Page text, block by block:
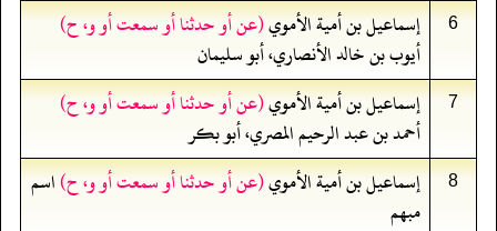
6 إسماعيل بن أمية الأموي(عن أو حدثنا أو سمعت أو و، ح)
أيوب بن خالد الأنصاري، أبو سليمان
7 إسماعيل بن أمية الأموي(عن أو حدثنا أو سمعت أو و، ح)
أحمد بن عبد الرحيم المصري، أبو بكر
8 إسماعيل بن أمية الأموي(عن أو حدثنا أو سمعت أو و، ح)اسم
مبهم